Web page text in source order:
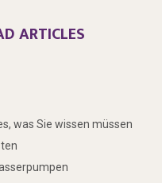
ARTICLES
was Sie wissen müssen